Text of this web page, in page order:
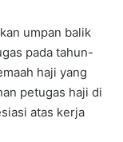
umpan balik
pada tahun-
haji yang
petugas haji di
atas kerja